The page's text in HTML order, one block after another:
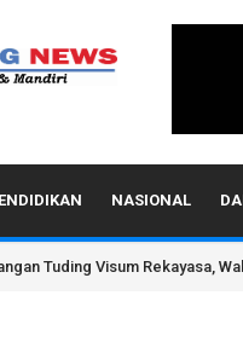
NASIONAL
Tuding Visum Rekayasa,